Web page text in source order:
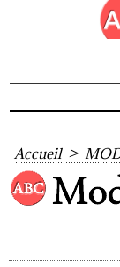
Accueil >